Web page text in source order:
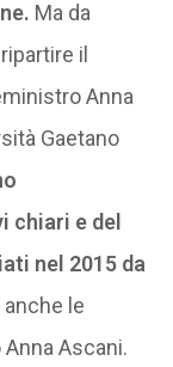
Ma da
il
Anna
Gaetano
chiari e del
nel 2015 da
le
Ascani.